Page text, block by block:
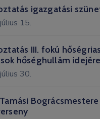
igazgatási
15.
III. fokú
hőséghullám idejére
30.
Bográcsmestere